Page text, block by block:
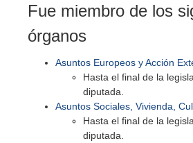
Fue miembro de los
órganos
Asuntos Europeos y Acción
Hasta el final de la
diputada.
Asuntos Sociales, Vivienda,
Hasta el final de la
diputada.